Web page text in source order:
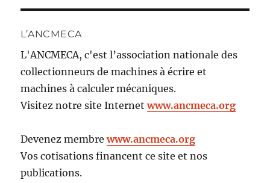
L’ANCMECA
L'ANCMECA, c'est l’association nationale des
collectionneurs de machines à écrire et
machines à calculer mécaniques.
Visitez notre site Internetwww.ancmeca.org
Devenez membrewww.ancmeca.org
Vos cotisations financent ce site et nos
publications.